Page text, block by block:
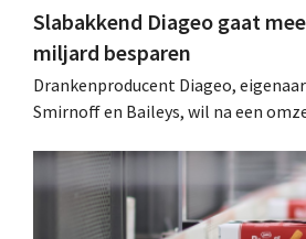
Slabakkend Diageo gaat
miljard besparen
Drankenproducent Diageo,
Smirnoff en Baileys, wil na een
andere Guiness en voorgemixte